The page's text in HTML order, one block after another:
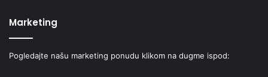
Marketing
Pogledajte našu marketing ponudu klikom na dugme ispod: